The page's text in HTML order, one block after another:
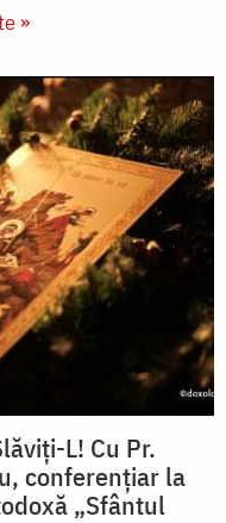
»
L! Cu Pr.
conferențiar la
„Sfântul